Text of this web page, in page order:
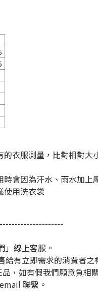
衣服測量，比對相對大
會因為汗水、雨水加上
使用洗衣袋
」線上客服。
有立即需求的消費者之
，如有假我們願意負相
聯繫。